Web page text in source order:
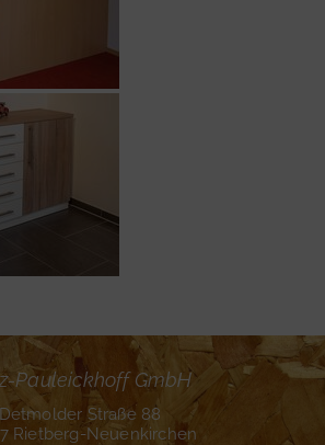
Pauleickhoff GmbH
Detmolder Straße 88
Rietberg-Neuenkirchen